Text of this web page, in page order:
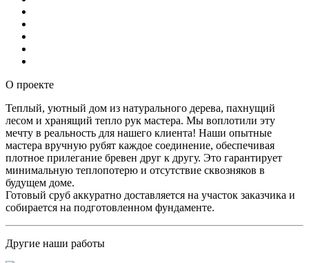
О проекте
Теплый, уютный дом из натурального дерева, пахнущий
лесом и хранящий тепло рук мастера. Мы воплотили эту
мечту в реальность для нашего клиента! Наши опытные
мастера вручную рубят каждое соединение, обеспечивая
плотное прилегание бревен друг к другу. Это гарантирует
минимальную теплопотерю и отсутствие сквозняков в
будущем доме.
Готовый сруб аккуратно доставляется на участок заказчика и
собирается на подготовленном фундаменте.
Другие наши работы